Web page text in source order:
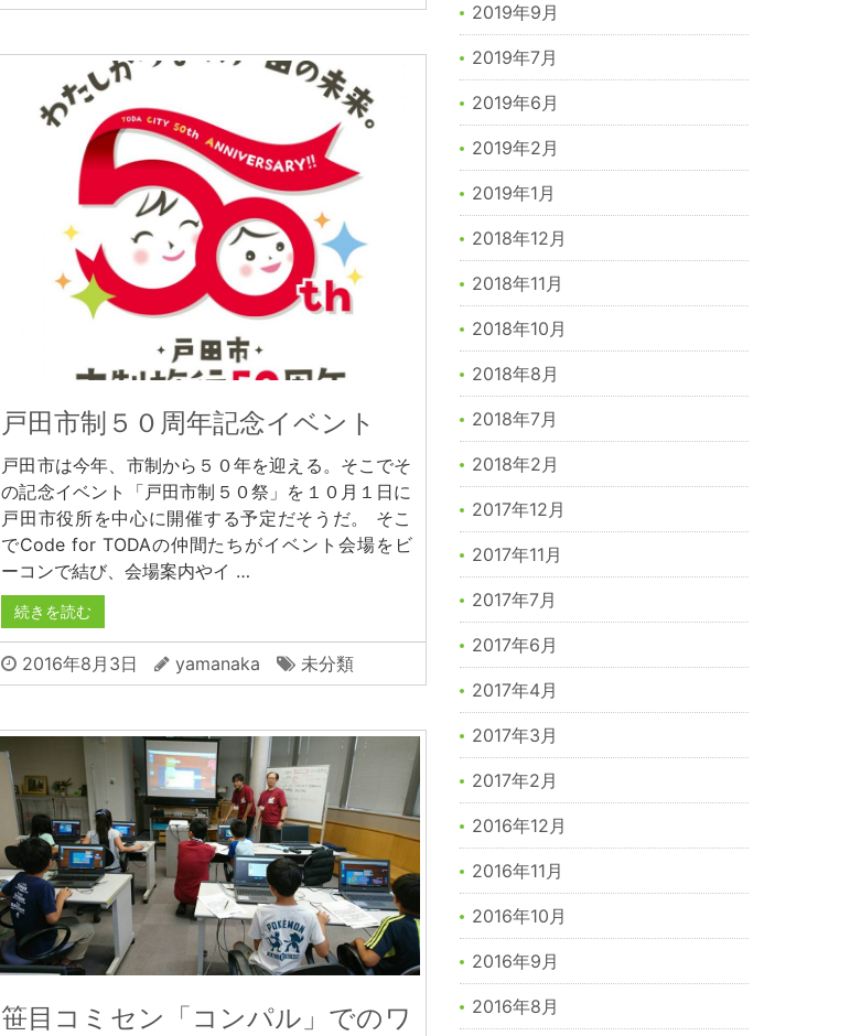
戸田市制５０周年記念イベント
戸田市は今年、市制から５０年を迎える。そこでそ
の記念イベント「戸田市制５０祭」を１０月１日に
戸田市役所を中心に開催する予定だそうだ。 そこ
でCode for TODAの仲間たちがイベント会場をビ
ーコンで結び、会場案内やイ …
続きを読む
2016年8月3日 yamanaka 未分類
笹目コミセン「コンパル」でのワ
2019年9月
2019年7月
2019年6月
2019年2月
2019年1月
2018年12月
2018年11月
2018年10月
2018年8月
2018年7月
2018年2月
2017年12月
2017年11月
2017年7月
2017年6月
2017年4月
2017年3月
2017年2月
2016年12月
2016年11月
2016年10月
2016年9月
2016年8月